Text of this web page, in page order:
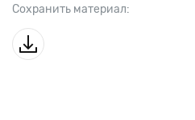
Сохранить материал: